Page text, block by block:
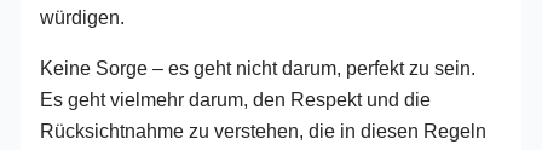
würdigen.
Keine Sorge – es geht nicht darum, perfekt zu sein.
Es geht vielmehr darum, den Respekt und die
Rücksichtnahme zu verstehen, die in diesen Regeln